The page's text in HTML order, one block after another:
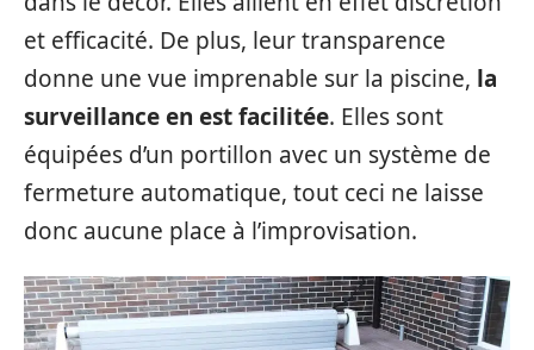
et efficacité. De plus, leur transparence
donne une vue imprenable sur la piscine, la
surveillance en est facilitée. Elles sont
équipées d’un portillon avec un système de
fermeture automatique, tout ceci ne laisse
donc aucune place à l’improvisation.